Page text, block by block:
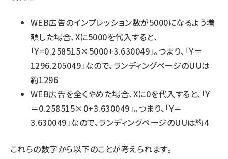
WEB広告のインプレッション数が5000になるよう増
額した場合、Xに5000を代入すると、
「Y=0.258515×5000+3.630049」。つまり、「Y＝
1296.205049」なので、ランディングページのUUは
約1296
WEB広告を全くやめた場合、Xに0を代入すると、「Y
＝0.258515×0+3.630049」。つまり、「Y＝
3.630049」なので、ランディングページのUUは約4
これらの数字から以下のことが考えられます。